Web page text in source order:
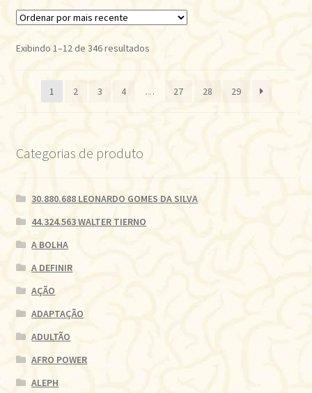
Exibindo 1–12 de 346 resultadosClassificado
recente
1 2 3 4 … 27 28 29
Categorias de produto
30.880.688 LEONARDO GOMES DA SILVA
44.324.563 WALTER TIERNO
A BOLHA
A DEFINIR
AÇÃO
ADAPTAÇÃO
ADULTÃO
AFRO POWER
ALEPH